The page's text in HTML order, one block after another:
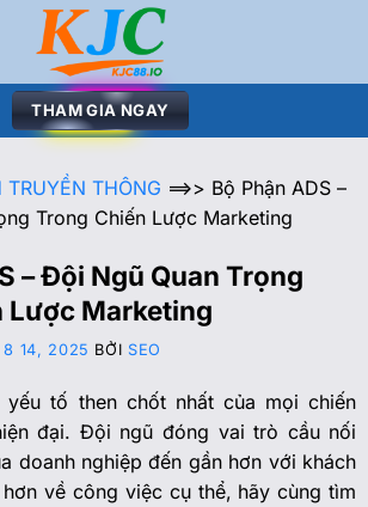
THAM GIA NGAY
TRUYỀN THÔNG ==>> Bộ Phận ADS –
Trong Chiến Lược Marketing
– Đội Ngũ Quan Trọng
Lược Marketing
8 14, 2025 BỞI SEO
yếu tố then chốt nhất của mọi chiến
đại. Đội ngũ đóng vai trò cầu nối
doanh nghiệp đến gần hơn với khách
về công việc cụ thể, hãy cùng tìm